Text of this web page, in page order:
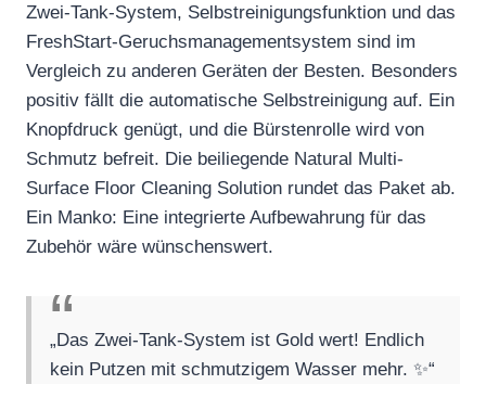
Zwei-Tank-System, Selbstreinigungsfunktion und das
FreshStart-Geruchsmanagementsystem sind im
Vergleich zu anderen Geräten der Besten. Besonders
positiv fällt die automatische Selbstreinigung auf. Ein
Knopfdruck genügt, und die Bürstenrolle wird von
Schmutz befreit. Die beiliegende Natural Multi-
Surface Floor Cleaning Solution rundet das Paket ab.
Ein Manko: Eine integrierte Aufbewahrung für das
Zubehör wäre wünschenswert.
„Das Zwei-Tank-System ist Gold wert! Endlich
kein Putzen mit schmutzigem Wasser mehr. ✨“